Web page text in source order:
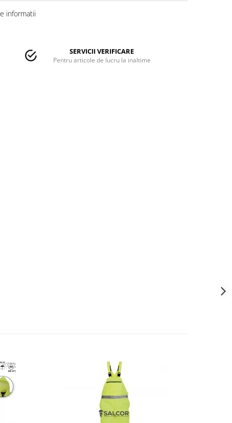
informatii
SERVICII VERIFICARE
Pentru articole de lucru la inaltime